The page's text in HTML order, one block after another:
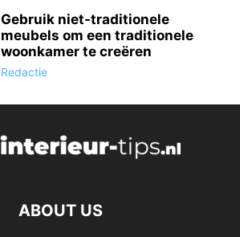
Gebruik niet-traditionele
meubels om een ​​traditionele
woonkamer te creëren
Redactie
ABOUT US